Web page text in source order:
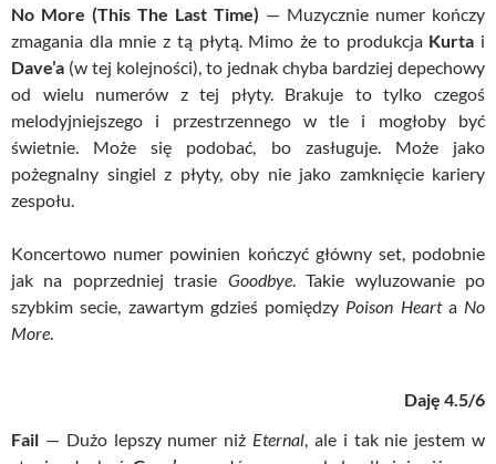
No More (This The Last Time) — Muzycznie numer kończy
zmagania dla mnie z tą płytą. Mimo że to produkcja Kurta i
Dave’a (w tej kolejności), to jednak chyba bardziej depechowy
od wielu numerów z tej płyty. Brakuje to tylko czegoś
melodyjniejszego i przestrzennego w tle i mogłoby być
świetnie. Może się podobać, bo zasługuje. Może jako
pożegnalny singiel z płyty, oby nie jako zamknięcie kariery
zespołu.
Koncertowo numer powinien kończyć główny set, podobnie
jak na poprzedniej trasie Goodbye. Takie wyluzowanie po
szybkim secie, zawartym gdzieś pomiędzy Poison Hearta No
More
Daję 4.5/6
Fail — Dużo lepszy numer niż Eternal , ale i tak nie jestem w